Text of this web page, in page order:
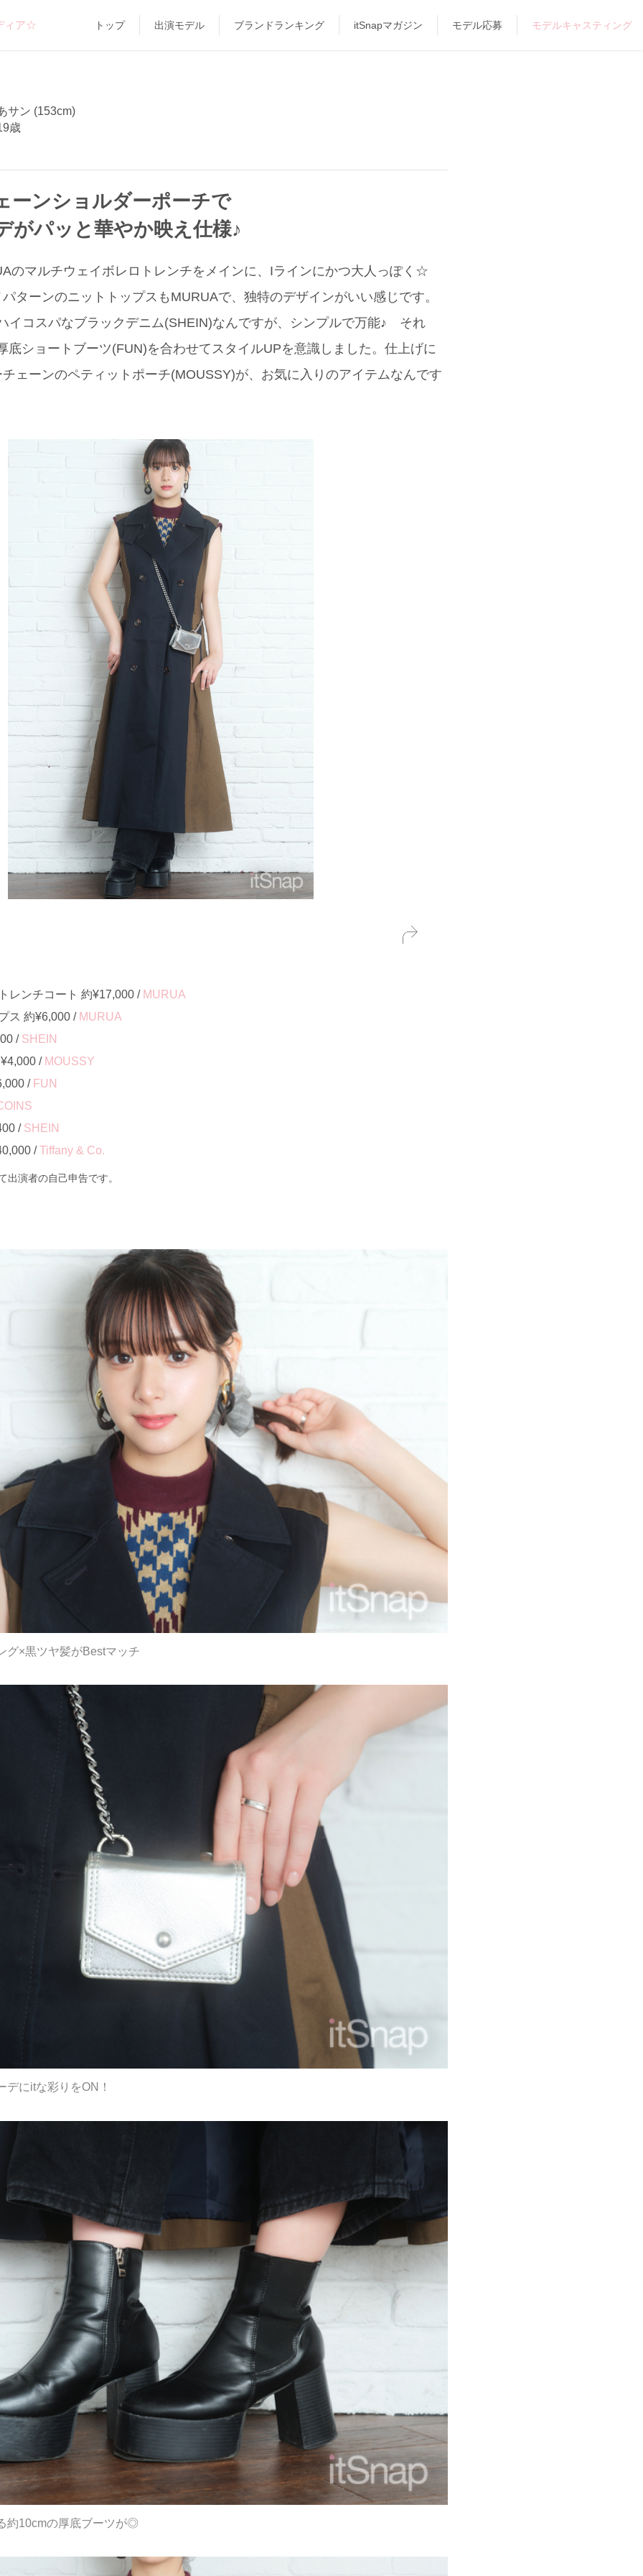
ィア☆ トップ 出演モデル ブランドランキング itSnapマガジン モデル応募 モデルキャスティング
サン (153cm)
歳
ーンショルダーポーチで
がパッと華やか映え仕様♪
のマルチウェイボレロトレンチをメインに、Iラインにかつ大人っぽく☆
ターンのニットトップスもMURUAで、独特のデザインがいい感じです。
イコスパなブラックデニム(SHEIN)なんですが、シンプルで万能♪ それ
底ショートブーツ(FUN)を合わせてスタイルUPを意識しました。仕上げに
ェーンのペティットポーチ(MOUSSY)が、お気に入りのアイテムなんです
レンチコート 約¥17,000 / MURUA
ス 約¥6,000 / MURUA
/ SHEIN
/ MOUSSY
/ FUN
/ SHEIN
/Tiffany & Co.
演者の自己申告です。
グ×黒ツヤ髪がBestマッチ
デにitな彩りをON！
約10cmの厚底ブーツが◎